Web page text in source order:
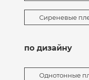
Сиреневые
по дизайну
Однотонные